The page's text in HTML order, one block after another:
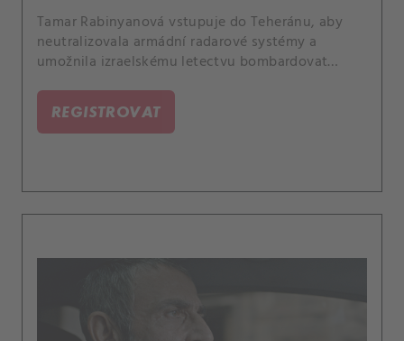
Tamar Rabinyanová vstupuje do Teheránu, aby
neutralizovala armádní radarové systémy a
umožnila izraelskému letectvu bombardovat
REGISTROVAT